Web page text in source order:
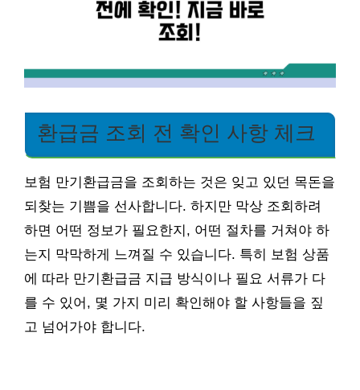
환급금 조회 전 확인 사항 체크
보험 만기환급금을 조회하는 것은 잊고 있던 목돈을
되찾는 기쁨을 선사합니다. 하지만 막상 조회하려
하면 어떤 정보가 필요한지, 어떤 절차를 거쳐야 하
는지 막막하게 느껴질 수 있습니다. 특히 보험 상품
에 따라 만기환급금 지급 방식이나 필요 서류가 다
를 수 있어, 몇 가지 미리 확인해야 할 사항들을 짚
고 넘어가야 합니다.